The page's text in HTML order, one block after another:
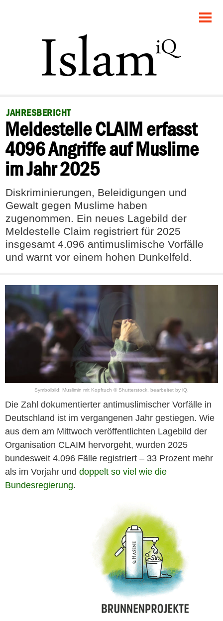
POLITIK
GESELLSCHAFT
RECHT
FEUILLETON
DEBATTE
JAHRESBERICHT
Meldestelle CLAIM erfasst
4096 Angriffe auf Muslime
im Jahr 2025
Diskriminierungen, Beleidigungen und
Gewalt gegen Muslime haben
zugenommen. Ein neues Lagebild der
Meldestelle Claim registriert für 2025
insgesamt 4.096 antimuslimische Vorfälle
und warnt vor einem hohen Dunkelfeld.
Symbolbild: Muslimin mit Kopftuch © Shutterstock, bearbeitet by iQ.
Die Zahl dokumentierter antimuslimischer Vorfälle in
Deutschland ist im vergangenen Jahr gestiegen. Wie
aus dem am Mittwoch veröffentlichten Lagebild der
Organisation CLAIM hervorgeht, wurden 2025
bundesweit 4.096 Fälle registriert – 33 Prozent mehr
als im Vorjahr und doppelt so viel wie die
Bundesregierung.